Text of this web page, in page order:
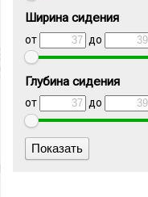
Ширина сидения
от до
Глубина сидения
от до